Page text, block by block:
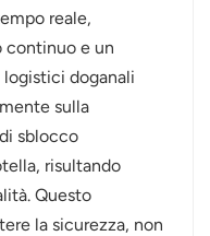
reale,
continuo e un
doganali
sulla
sblocco
risultando
Questo
la sicurezza, non